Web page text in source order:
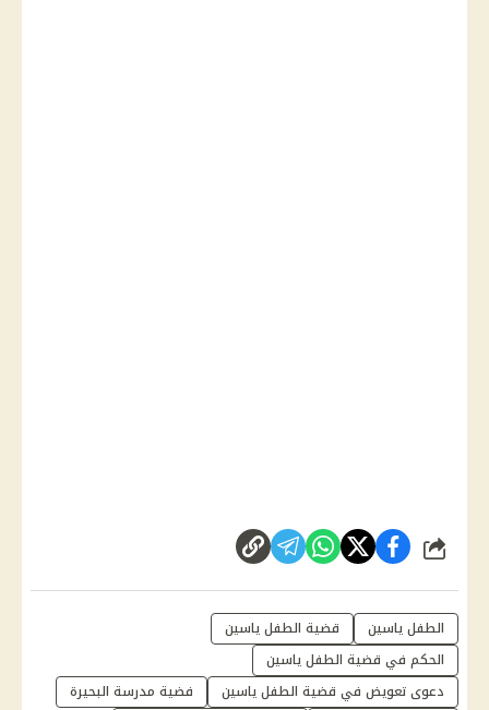
شارك
الطفل ياسين
قضية الطفل ياسين
الحكم في قضية الطفل ياسين
دعوى تعويض في قضية الطفل ياسين
فضية مدرسة البحيرة